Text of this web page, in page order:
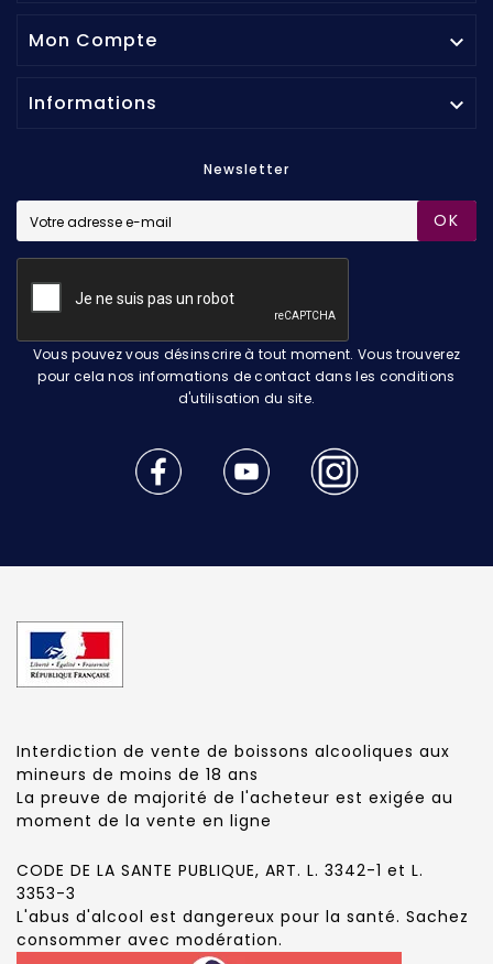
Mon Compte 
Informations 
Newsletter
OK
Vous pouvez vous désinscrire à tout moment. Vous trouverez
pour cela nos informations de contact dans les conditions
d'utilisation du site.
Interdiction de vente de boissons alcooliques aux
mineurs de moins de 18 ans
La preuve de majorité de l'acheteur est exigée au
moment de la vente en ligne
CODE DE LA SANTE PUBLIQUE, ART. L. 3342-1 et L.
3353-3
L'abus d'alcool est dangereux pour la santé. Sachez
consommer avec modération.